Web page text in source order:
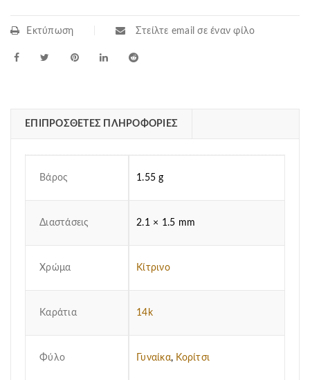
Εκτύπωση Στείλτε email σε έναν φίλο
ΕΠΙΠΡΌΣΘΕΤΕΣ ΠΛΗΡΟΦΟΡΊΕΣ
Βάρος 1.55 g
Διαστάσεις 2.1 × 1.5 mm
Χρώμα Κίτρινο
Καράτια 14k
Φύλο Γυναίκα, Κορίτσι